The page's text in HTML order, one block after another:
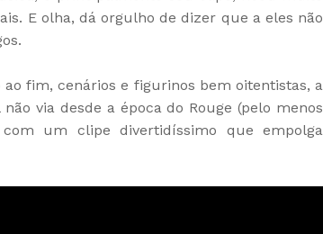
E olha, dá orgulho de dizer que a eles não
fim, cenários e figurinos bem oitentistas, a
via desde a época do Rouge (pelo menos
um clipe divertidíssimo que empolga